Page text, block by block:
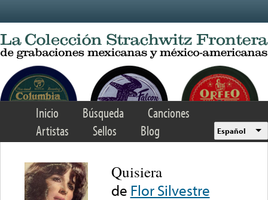
Inicio Búsqueda
Canciones
Artistas
Sellos Blog Español
Quisiera
de Flor Silvestre